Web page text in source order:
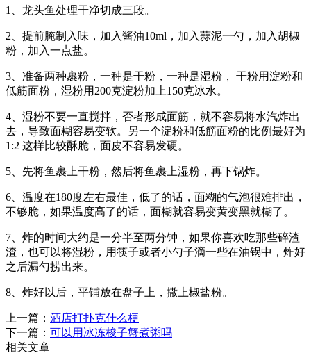
1、龙头鱼处理干净切成三段。
2、提前腌制入味，加入酱油10ml，加入蒜泥一勺，加入胡椒
粉，加入一点盐。
3、准备两种裹粉，一种是干粉，一种是湿粉， 干粉用淀粉和
低筋面粉，湿粉用200克淀粉加上150克冰水。
4、湿粉不要一直搅拌，否者形成面筋，就不容易将水汽炸出
去，导致面糊容易变软。另一个淀粉和低筋面粉的比例最好为
1:2 这样比较酥脆，面皮不容易发硬。
5、先将鱼裹上干粉，然后将鱼裹上湿粉，再下锅炸。
6、温度在180度左右最佳，低了的话，面糊的气泡很难排出，
不够脆，如果温度高了的话，面糊就容易变黄变黑就糊了。
7、炸的时间大约是一分半至两分钟，如果你喜欢吃那些碎渣
渣，也可以将湿粉，用筷子或者小勺子滴一些在油锅中，炸好
之后漏勺捞出来。
8、炸好以后，平铺放在盘子上，撒上椒盐粉。
上一篇： 酒店打扑克什么梗
下一篇： 可以用冰冻梭子蟹煮粥吗
相关文章